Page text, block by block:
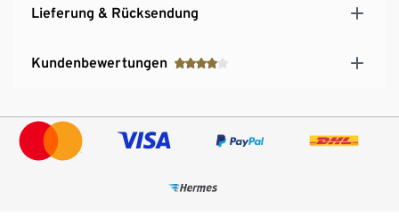
Lieferung & Rücksendung
Kundenbewertungen